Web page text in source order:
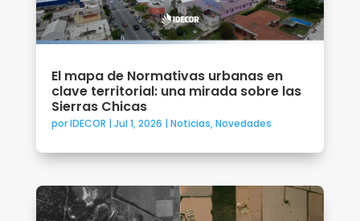
El mapa de Normativas urbanas en
clave territorial: una mirada sobre las
Sierras Chicas
porIDECOR | Jul 1, 2026 | Noticias,Novedades